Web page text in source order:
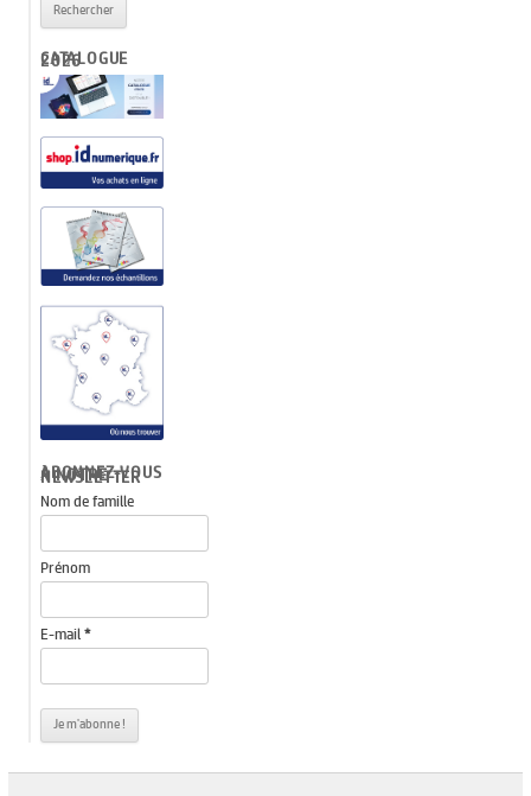
CATALOGUE 2026
ABONNEZ-VOUS À NOTRE NEWSLETTER
Nom de famille
Prénom
E-mail*